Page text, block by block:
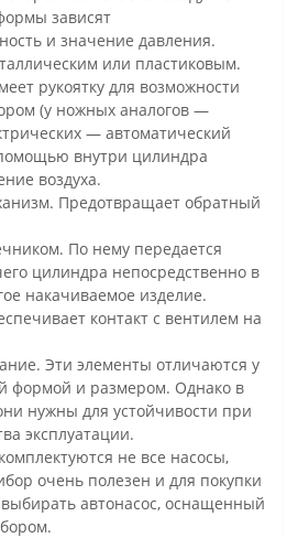
зависят
и значение давления.
или пластиковым.
рукоятку для возможности
(у ножных аналогов —
— автоматический
внутри цилиндра
воздуха.
Предотвращает обратный
По нему передается
цилиндра непосредственно в
накачиваемое изделие.
контакт с вентилем на
Эти элементы отличаются у
формой и размером. Однако в
нужны для устойчивости при
эксплуатации.
не все насосы,
очень полезен и для покупки
автонасос, оснащенный